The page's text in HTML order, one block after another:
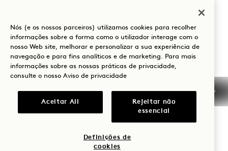
MENU
PETISCOS
focaccia, palitos de pão 9
Nós (e os nossos parceiros) utilizamos cookies para recolher
informações sobre a forma como o utilizador interage com o
nosso Web site, melhorar e personalizar a sua experiência de
navegação e para fins analíticos e de marketing. Para mais
informações sobre as nossas práticas de privacidade,
consulte o nosso Aviso de privacidade
Aceitar All
Rejeitar não
essencial
Definições de
cookies